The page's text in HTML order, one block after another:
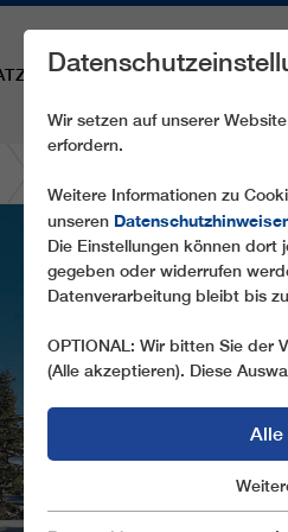
ERSATZTEILE
Wir setzen auf unserer
erfordern.
Weitere Informationen zu
unseren
Die Einstellungen können dort
gegeben oder widerrufen
Datenverarbeitung bleibt bis
OPTIONAL: Wir bitten Sie der
(Alle akzeptieren). Diese
Alle
Marketing